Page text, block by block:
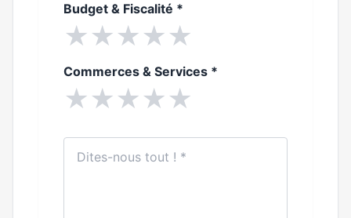
Budget & Fiscalité *
★★★★★
Commerces & Services *
★★★★★